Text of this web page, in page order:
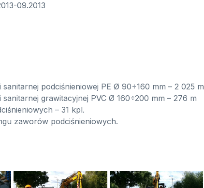
09.2013
sanitarnej podciśnieniowej PE Ø 90÷160 mm – 2 025 m
sanitarnej grawitacyjnej PVC Ø 160÷200 mm – 276 m
– 31 kpl.
zaworów podciśnieniowych.